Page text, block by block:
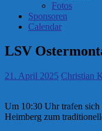
Fotos
Sponsoren
Calendar
LSV
21. April 2025 Christian
Um 10:30 Uhr trafen
Heimberg zum